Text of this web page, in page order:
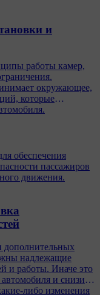
и
работы камер,
окружающее,
которые
обеспечения
пассажиров
движения.
дополнительных
надлежащие
и работы. Иначе это
и снизить
либо изменения